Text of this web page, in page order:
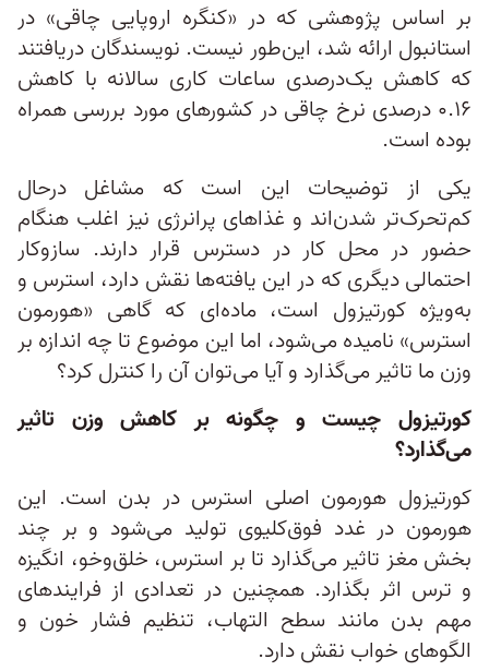
بر اساس پژوهشی که در «کنگره اروپایی چاقی» در
استانبول ارائه شد، این‌طور نیست. نویسندگان دریافتند
که کاهش یک‌درصدی ساعات کاری سالانه با کاهش
۰.۱۶ درصدی نرخ چاقی در کشورهای مورد بررسی همراه
بوده است.
یکی از توضیحات این است که مشاغل درحال
کم‌تحرک‌تر شدن‌اند و غذاهای پرانرژی نیز اغلب هنگام
حضور در محل کار در دسترس قرار دارند. سازوکار
احتمالی دیگری که در این یافته‌ها نقش دارد، استرس و
به‌ویژه کورتیزول است، ماده‌ای که گاهی «هورمون
استرس» نامیده می‌شود، اما این موضوع تا چه اندازه بر
وزن ما تاثیر می‌گذارد و آیا می‌توان آن را کنترل کرد؟
کورتیزول چیست و چگونه بر کاهش وزن تاثیر
می‌گذارد؟
کورتیزول هورمون اصلی استرس در بدن است. این
هورمون در غدد فوق‌کلیوی تولید می‌شود و بر چند
بخش مغز تاثیر می‌گذارد تا بر استرس، خلق‌وخو، انگیزه
و ترس اثر بگذارد. همچنین در تعدادی از فرایندهای
مهم بدن مانند سطح التهاب، تنظیم فشار خون و
الگوهای خواب نقش دارد.